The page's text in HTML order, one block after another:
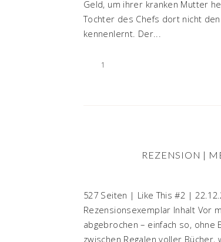
Geld, um ihrer kranken Mutter
Tochter des Chefs dort nicht
kennenlernt. Der...
1
REZENSION |
527 Seiten | Like This #2 |
Rezensionsexemplar Inhalt Vor
abgebrochen – einfach so, ohne
zwischen Regalen voller